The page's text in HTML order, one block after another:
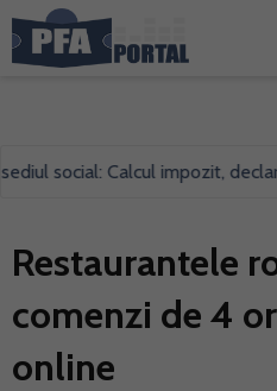
social: Calcul impozit,
Restaurantele
comenzi de 4
online